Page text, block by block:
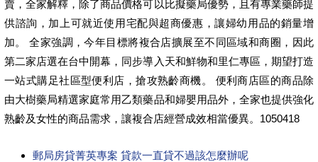
賣，全家解釋，除了商品價格可以比擬藥局優勢，且有專業藥師提
供諮詢，加上可就近使用宅配與超商優惠，讓婦幼用品的銷量增
加。 全家強調，今年目標將複合店擴展至不同區域和商圈，因此
第二家店選在台中開幕，同步導入天和鮮物和里仁專區，期望打造
一站式購足社區型便利店，搶攻熟齡商機。 便利商店區的商品除
由大樹藥局精選家庭常用乙類藥品和婦嬰用品外，全家也提供強化
熟齡及女性的商品需求，讓複合店經營成效相當優異。1050418
郵局房貸菁英專案 貸款一直貸不過該怎麼辦呢